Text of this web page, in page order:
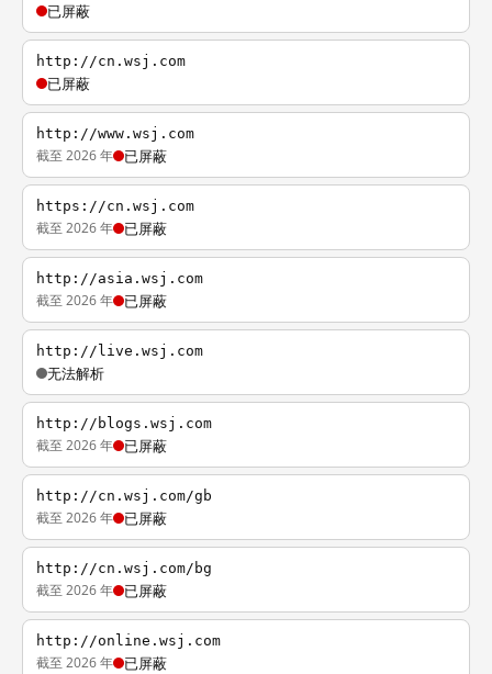
已屏蔽
http://cn.wsj.com
已屏蔽
http://www.wsj.com
截至 2026 年 已屏蔽
https://cn.wsj.com
截至 2026 年 已屏蔽
http://asia.wsj.com
截至 2026 年 已屏蔽
http://live.wsj.com
无法解析
http://blogs.wsj.com
截至 2026 年 已屏蔽
http://cn.wsj.com/gb
截至 2026 年 已屏蔽
http://cn.wsj.com/bg
截至 2026 年 已屏蔽
http://online.wsj.com
截至 2026 年 已屏蔽